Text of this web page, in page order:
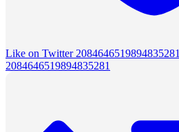
Like on Twitter 2084646519894835281
2084646519894835281